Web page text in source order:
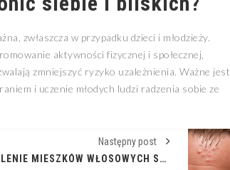
zwłaszcza w przypadku dzieci i młodzieży.
aktywności fizycznej i społecznej,
zmniejszyć ryzyko uzależnienia. Ważne jest
i uczenie młodych ludzi radzenia sobie ze
Następny post
ZAPALENIE MIESZKÓW WŁOSOWYCH SKÓRY GŁOWY: PRZYCZYNY, OBJAWY I LECZENIE